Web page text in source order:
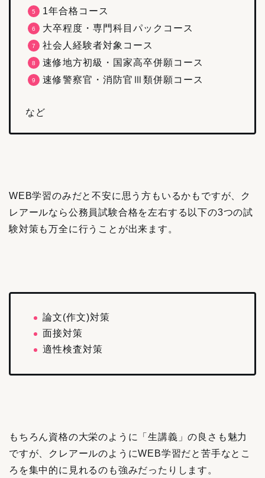
1年合格コース
大卒程度・専門科目パックコース
社会人経験者対象コース
速修地方初級・国家高卒併願コース
速修警察官・消防官Ⅲ類併願コース
など
WEB学習のみだと不安に思う方もいるかもですが、ク
レアールなら公務員試験合格を左右する以下の3つの試
験対策も万全に行うことが出来ます。
論文(作文)対策
面接対策
適性検査対策
もちろん資格の大栄のように「生講義」の良さも魅力
ですが、クレアールのようにWEB学習だと苦手なとこ
ろを集中的に見れるのも強みだったりします。